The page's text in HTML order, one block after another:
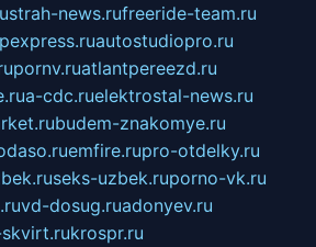
strah-news.rufreeride-team.ru
autostudiopro.ru
pornv.ruatlantpereezd.ru
a-cdc.ruelektrostal-news.ru
budem-znakomye.ru
emfire.rupro-otdelky.ru
seks-uzbek.ruporno-vk.ru
vd-dosug.ruadonyev.ru
krospr.ru